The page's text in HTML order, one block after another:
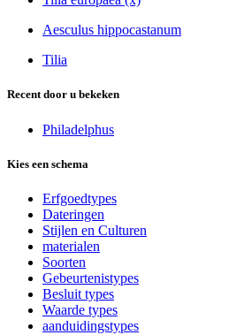
Aesculus hippocastanum
Tilia
Recent door u bekeken
Philadelphus
Kies een schema
Erfgoedtypes
Dateringen
Stijlen en Culturen
materialen
Soorten
Gebeurtenistypes
Besluit types
Waarde types
aanduidingstypes